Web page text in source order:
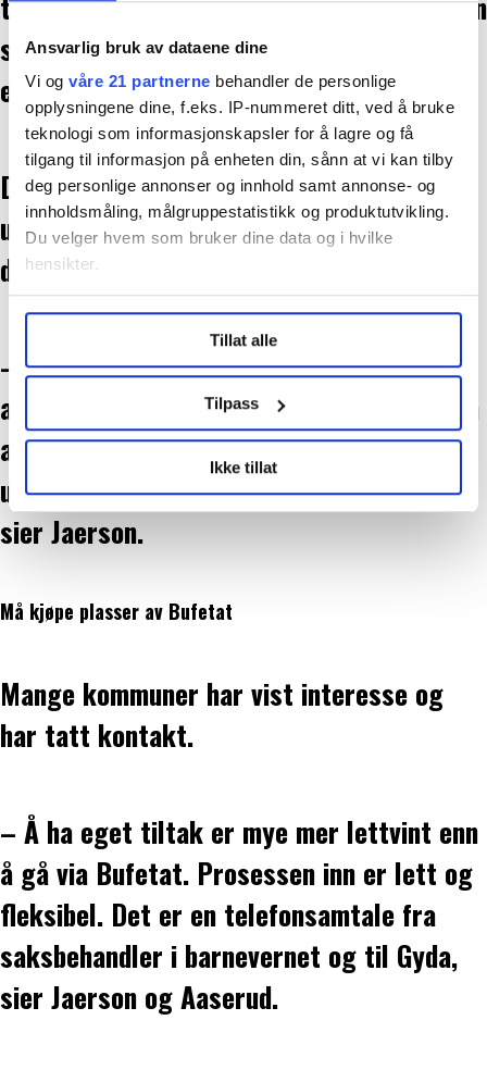
Ansvarlig bruk av dataene dine
Vi og våre 21 partnerne behandler de personlige
opplysningene dine, f.eks. IP-nummeret ditt, ved å bruke
teknologi som informasjonskapsler for å lagre og få
tilgang til informasjon på enheten din, sånn at vi kan tilby
deg personlige annonser og innhold samt annonse- og
innholdsmåling, målgruppestatistikk og produktutvikling.
Du velger hvem som bruker dine data og i hvilke
hensikter.
Undermer infokan du lese om hvordan dine personlige
data behandles og hvordan du kan velge hvordan de skal
brukes. Du kan hele tiden endre eller trekke tilbake ditt
samtykke fra erklæringen om informasjonskapsler.
LO Medias publikasjoner frifagbevegelse.no, hk-nytt.no
og fontene.no bruker informasjonskapsler (cookies) for å
lære hvordan våre nettsider blir brukt slik at vi tilby
relevant innhold, tilpassede annonser og utarbeide
nettstedet med LO Medias egne samarbeidspartnere
innenfor analyse og annonsering. Disse er angitt i
Tillat alle
Tilpass
Ikke tillat
sak, sier Jaerson og Monica Aaserud, som
er leder på Gyda.
De poengterer at det er helt frivillig for
ungdommen å bo på Gyda. Slik eliminerer
de motstand.
– Hvis de ikke vil bo her, må vi finne andre
alternativer. Noe av suksessen handler om
at ingen har bestemt over hodet på
ungdommen, de får være med i prosessen,
sier Jaerson.
Må kjøpe plasser av Bufetat
Mange kommuner har vist interesse og
har tatt kontakt.
– Å ha eget tiltak er mye mer lettvint enn
å gå via Bufetat. Prosessen inn er lett og
fleksibel. Det er en telefonsamtale fra
saksbehandler i barnevernet og til Gyda,
sier Jaerson og Aaserud.